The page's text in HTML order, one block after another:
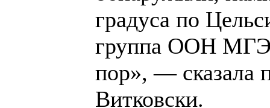
градуса по
группа ООН
пор», — сказала
Витковски.